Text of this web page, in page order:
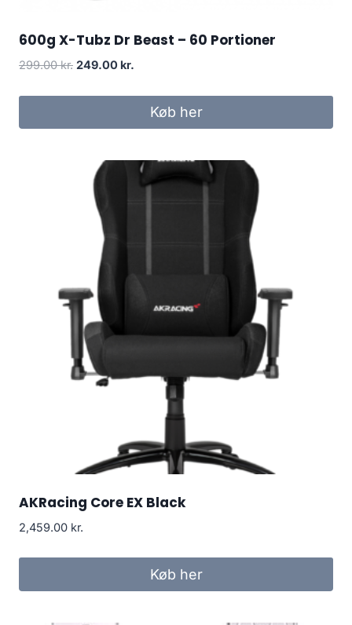
600g X-Tubz Dr Beast – 60 Portioner
299.00kr. Original
was:
249.00 kr.
is:
249.00 kr..
Køb her
AKRacing Core EX Black
2,459.00 kr.
Køb her